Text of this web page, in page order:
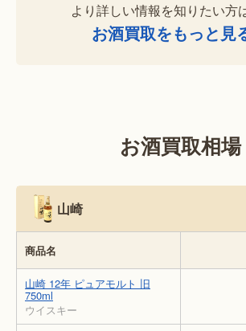
より詳しい情報を知りたい方
お酒買取をもっと見
お酒買取相場
山崎
商品名
山崎 12年 ピュアモルト 旧
750ml
ウイスキー